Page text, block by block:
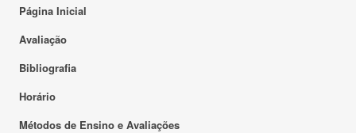
Página Inicial
Avaliação
Bibliografia
Horário
Métodos de Ensino e Avaliações